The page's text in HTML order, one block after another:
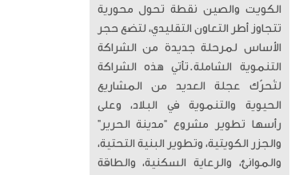
الكويت والصين نقطة تحول محورية
تتجاوز أطر التعاون التقليدي، لتضع حجر
الأساس لمرحلة جديدة من الشراكة
التنموية الشاملة. ​تأتي هذه الشراكة
لتُحرّك عجلة العديد من المشاريع
الحيوية والتنموية في البلاد، وعلى
رأسها تطوير مشروع “مدينة الحرير”
والجزر الكويتية، وتطوير البنية التحتية،
والموانئ، والرعاية السكنية، والطاقة